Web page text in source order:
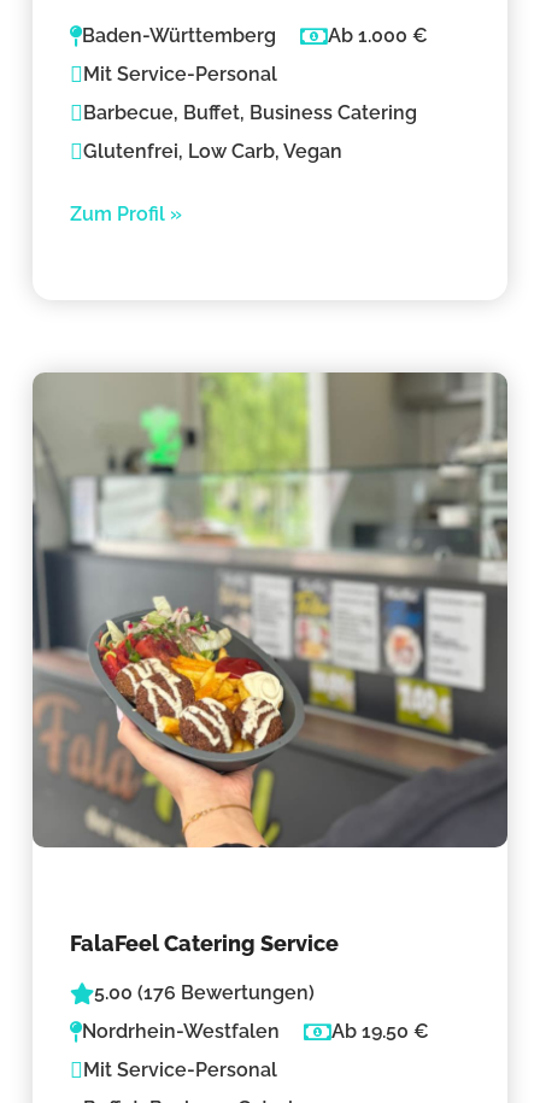
Baden-Württemberg
Ab 1.000 €
Mit Service-Personal
Barbecue, Buffet, Business Catering
Glutenfrei, Low Carb, Vegan
Zum Profil »
FalaFeel Catering Service
5.00 (176 Bewertungen)
Nordrhein-Westfalen
Ab 19.50 €
Mit Service-Personal